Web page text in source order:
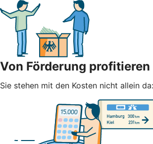
Von Förderung profitieren
Sie stehen mit den Kosten nicht allein